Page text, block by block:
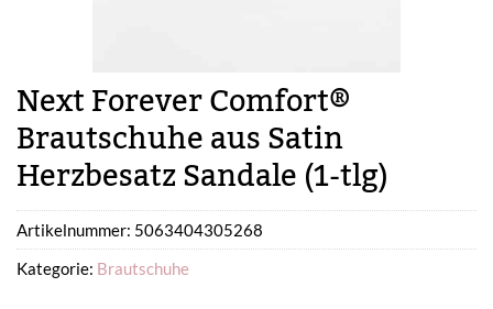
Next Forever Comfort®
Brautschuhe aus Satin
Herzbesatz Sandale (1-tlg)
Artikelnummer: 5063404305268
Kategorie: Brautschuhe